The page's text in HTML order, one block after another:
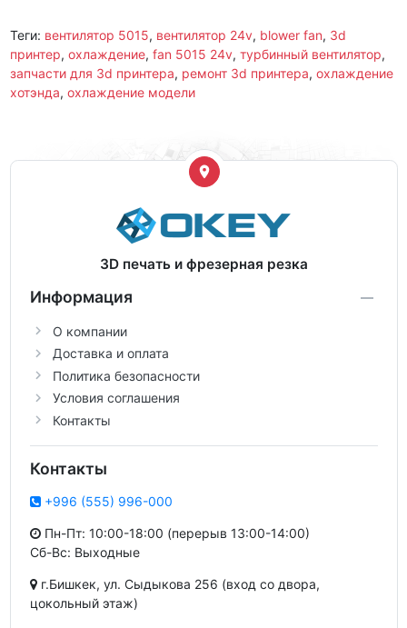
Теги: вентилятор 5015, вентилятор 24v, blower fan, 3d
принтер, охлаждение, fan 5015 24v, турбинный вентилятор,
запчасти для 3d принтера, ремонт 3d принтера, охлаждение
хотэнда, охлаждение модели
3D печать и фрезерная резка
Информация
О компании
Доставка и оплата
Политика безопасности
Условия соглашения
Контакты
Контакты
+996 (555) 996-000
Пн-Пт: 10:00-18:00 (перерыв 13:00-14:00)
Сб-Вс: Выходные
г.Бишкек, ул. Сыдыкова 256 (вход со двора,
цокольный этаж)